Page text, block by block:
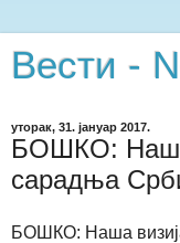
Вести -
уторак, 31. јануар 2017.
БОШКО: Наша
сарадња
БОШКО: Наша визија